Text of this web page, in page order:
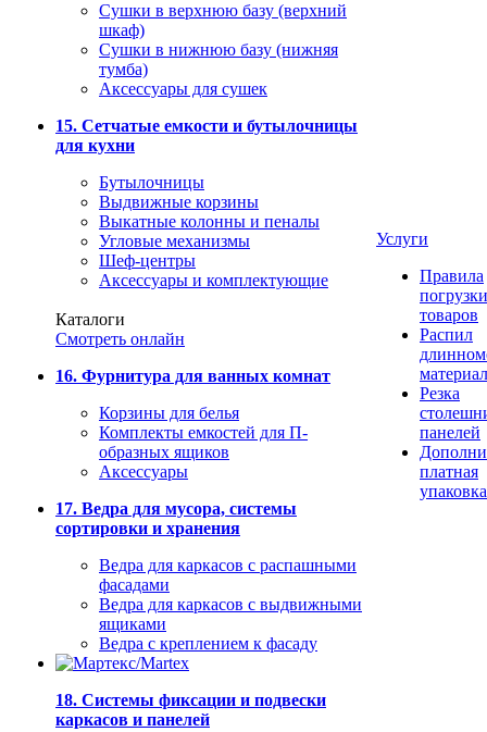
Сушки в верхнюю базу (верхний
шкаф)
Сушки в нижнюю базу (нижняя
тумба)
Аксессуары для сушек
15. Сетчатые емкости и бутылочницы
для кухни
Бутылочницы
Выдвижные корзины
Выкатные колонны и пеналы
Угловые механизмы
Шеф-центры
Аксессуары и комплектующие
Каталоги
Смотреть онлайн
16. Фурнитура для ванных комнат
Корзины для белья
Комплекты емкостей для П-
образных ящиков
Аксессуары
17. Ведра для мусора, системы
сортировки и хранения
Ведра для каркасов с распашными
фасадами
Ведра для каркасов с выдвижными
ящиками
Ведра с креплением к фасаду
18. Системы фиксации и подвески
каркасов и панелей
Услуги
Правила
погрузки
товаров
Распил
Резка
панелей
платная
упаковка